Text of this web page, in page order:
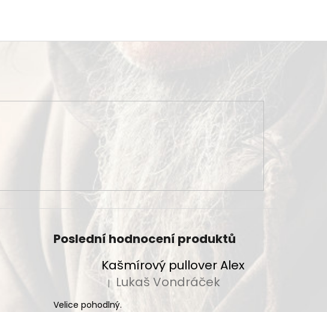
Poslední hodnocení produktů
Kašmírový pullover Alex
Hodnocení produktu je 5 z 5 hvězdiček.
| Lukaš Vondráček
Velice pohodlný.